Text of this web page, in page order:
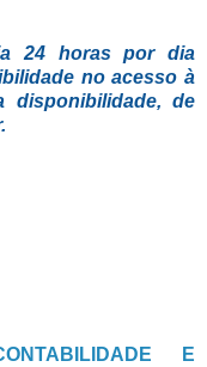
24 horas por dia
no acesso à
disponibilidade, de
E